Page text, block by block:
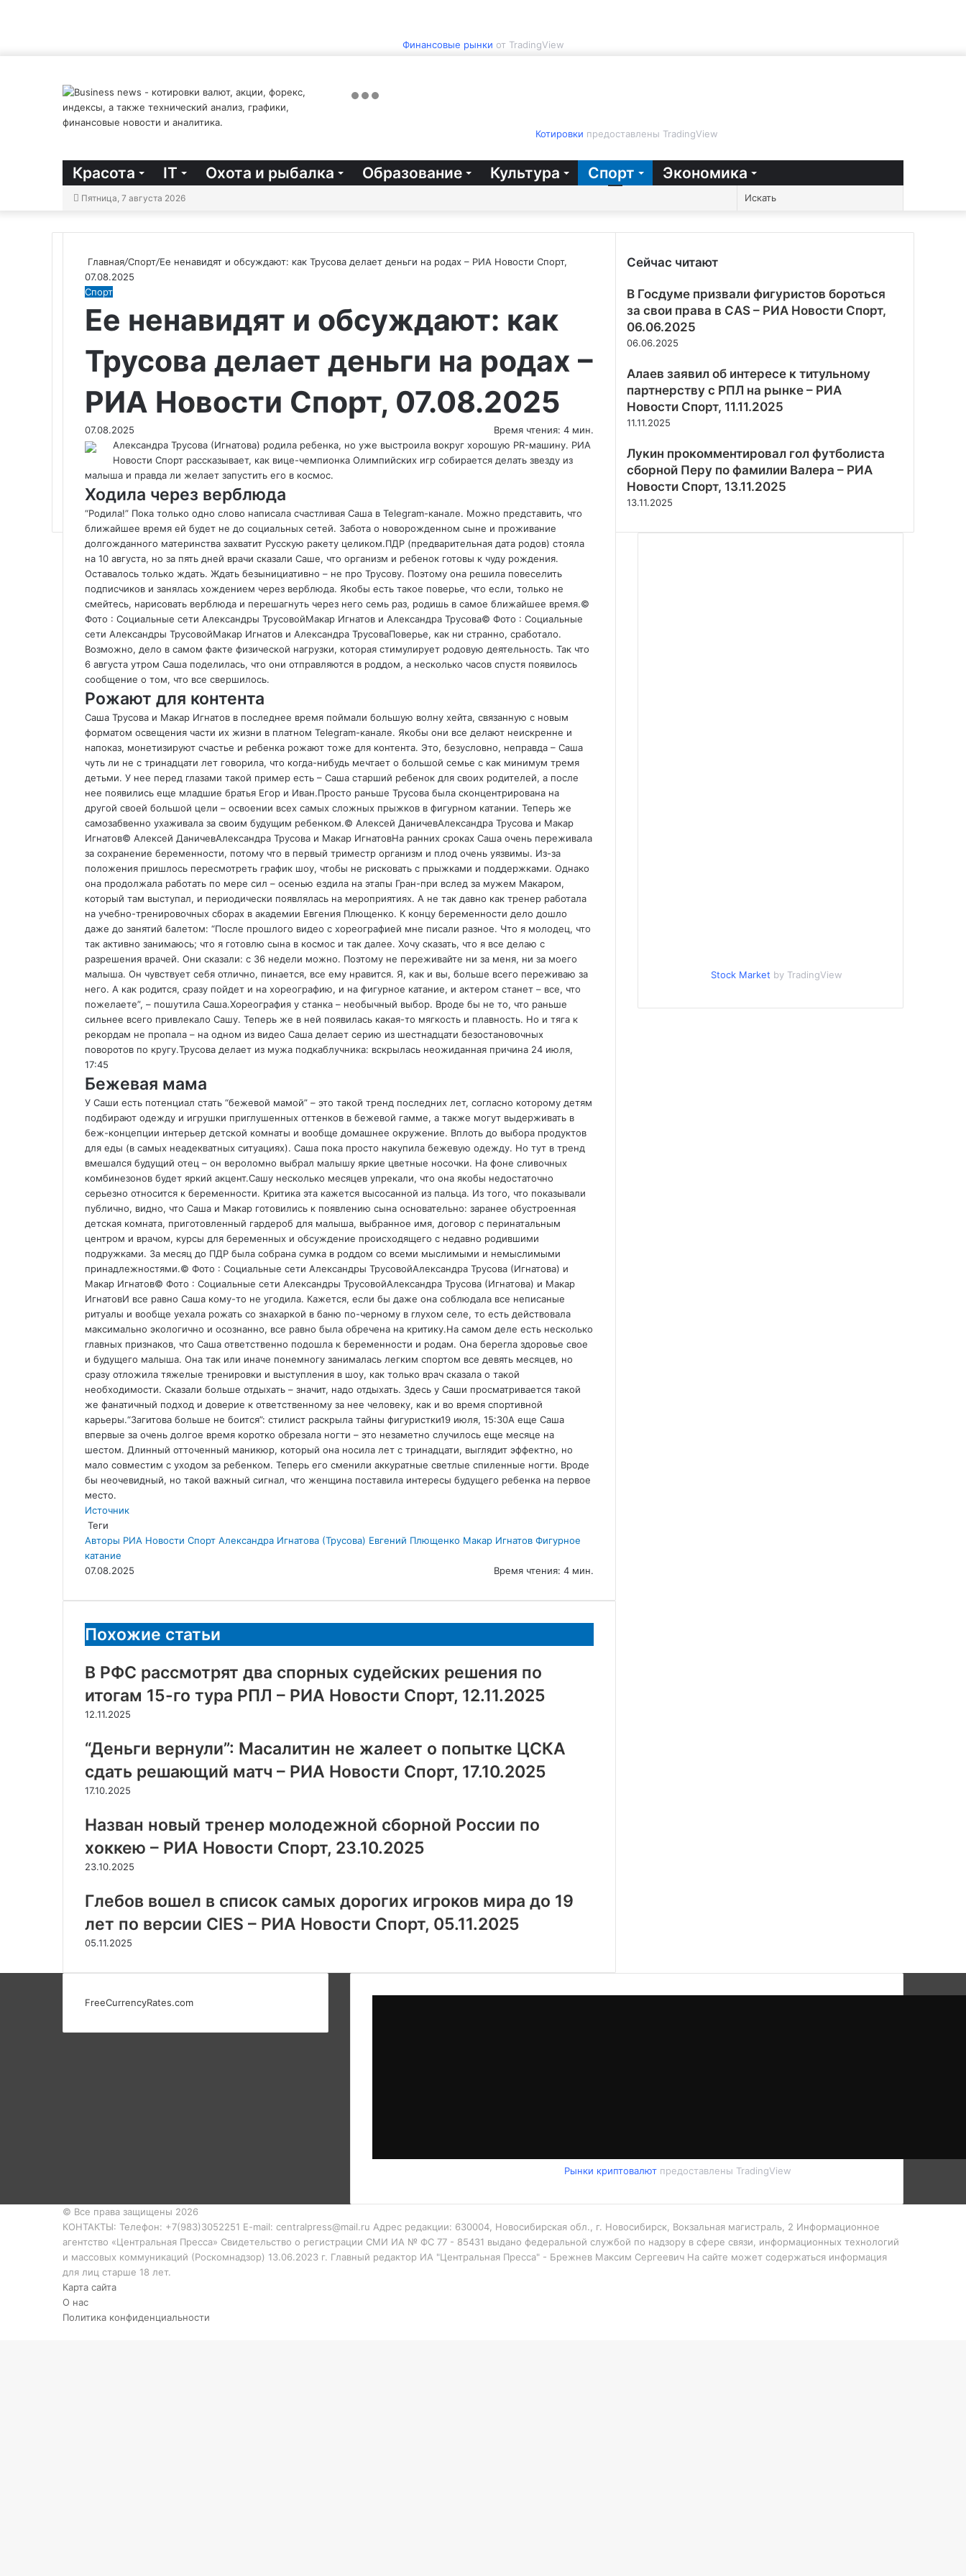
Финансовые рынки от TradingView
Котировки предоставлены TradingView
Красота IT Охота и рыбалка Образование Культура Спорт Экономика
Пятница, 7 августа 2026
Switch
Главная/Спорт/Ее ненавидят и обсуждают: как Трусова делает деньги на родах – РИА Новости Спорт,
07.08.2025
Спорт
Ее ненавидят и обсуждают: как
Трусова делает деньги на родах –
РИА Новости Спорт, 07.08.2025
07.08.2025
Время чтения: 4 мин.
Александра Трусова (Игнатова) родила ребенка, но уже выстроила вокруг хорошую PR-машину. РИА
Новости Спорт рассказывает, как вице-чемпионка Олимпийских игр собирается делать звезду из
малыша и правда ли желает запустить его в космос.
Ходила через верблюда
“Родила!” Пока только одно слово написала счастливая Саша в Telegram-канале. Можно представить, что
ближайшее время ей будет не до социальных сетей. Забота о новорожденном сыне и проживание
долгожданного материнства захватит Русскую ракету целиком.ПДР (предварительная дата родов) стояла
на 10 августа, но за пять дней врачи сказали Саше, что организм и ребенок готовы к чуду рождения.
Оставалось только ждать. Ждать безынициативно – не про Трусову. Поэтому она решила повеселить
подписчиков и занялась хождением через верблюда. Якобы есть такое поверье, что если, только не
смейтесь, нарисовать верблюда и перешагнуть через него семь раз, родишь в самое ближайшее время.©
Фото : Социальные сети Александры ТрусовойМакар Игнатов и Александра Трусова© Фото : Социальные
сети Александры ТрусовойМакар Игнатов и Александра ТрусоваПоверье, как ни странно, сработало.
Возможно, дело в самом факте физической нагрузки, которая стимулирует родовую деятельность. Так что
6 августа утром Саша поделилась, что они отправляются в роддом, а несколько часов спустя появилось
сообщение о том, что все свершилось.
Рожают для контента
Саша Трусова и Макар Игнатов в последнее время поймали большую волну хейта, связанную с новым
форматом освещения части их жизни в платном Telegram-канале. Якобы они все делают неискренне и
напоказ, монетизируют счастье и ребенка рожают тоже для контента. Это, безусловно, неправда – Саша
чуть ли не с тринадцати лет говорила, что когда-нибудь мечтает о большой семье с как минимум тремя
детьми. У нее перед глазами такой пример есть – Саша старший ребенок для своих родителей, а после
нее появились еще младшие братья Егор и Иван.Просто раньше Трусова была сконцентрирована на
другой своей большой цели – освоении всех самых сложных прыжков в фигурном катании. Теперь же
самозабвенно ухаживала за своим будущим ребенком.© Алексей ДаничевАлександра Трусова и Макар
Игнатов© Алексей ДаничевАлександра Трусова и Макар ИгнатовНа ранних сроках Саша очень переживала
за сохранение беременности, потому что в первый триместр организм и плод очень уязвимы. Из-за
положения пришлось пересмотреть график шоу, чтобы не рисковать с прыжками и поддержками. Однако
она продолжала работать по мере сил – осенью ездила на этапы Гран-при вслед за мужем Макаром,
который там выступал, и периодически появлялась на мероприятиях. А не так давно как тренер работала
на учебно-тренировочных сборах в академии Евгения Плющенко. К концу беременности дело дошло
даже до занятий балетом: “После прошлого видео с хореографией мне писали разное. Что я молодец, что
так активно занимаюсь; что я готовлю сына в космос и так далее. Хочу сказать, что я все делаю с
разрешения врачей. Они сказали: с 36 недели можно. Поэтому не переживайте ни за меня, ни за моего
малыша. Он чувствует себя отлично, пинается, все ему нравится. Я, как и вы, больше всего переживаю за
него. А как родится, сразу пойдет и на хореографию, и на фигурное катание, и актером станет – все, что
пожелаете”, – пошутила Саша.Хореография у станка – необычный выбор. Вроде бы не то, что раньше
сильнее всего привлекало Сашу. Теперь же в ней появилась какая-то мягкость и плавность. Но и тяга к
рекордам не пропала – на одном из видео Саша делает серию из шестнадцати безостановочных
поворотов по кругу.Трусова делает из мужа подкаблучника: вскрылась неожиданная причина 24 июля,
17:45
Бежевая мама
У Саши есть потенциал стать “бежевой мамой” – это такой тренд последних лет, согласно которому детям
подбирают одежду и игрушки приглушенных оттенков в бежевой гамме, а также могут выдерживать в
беж-концепции интерьер детской комнаты и вообще домашнее окружение. Вплоть до выбора продуктов
для еды (в самых неадекватных ситуациях). Саша пока просто накупила бежевую одежду. Но тут в тренд
вмешался будущий отец – он вероломно выбрал малышу яркие цветные носочки. На фоне сливочных
комбинезонов будет яркий акцент.Сашу несколько месяцев упрекали, что она якобы недостаточно
серьезно относится к беременности. Критика эта кажется высосанной из пальца. Из того, что показывали
публично, видно, что Саша и Макар готовились к появлению сына основательно: заранее обустроенная
детская комната, приготовленный гардероб для малыша, выбранное имя, договор с перинатальным
центром и врачом, курсы для беременных и обсуждение происходящего с недавно родившими
подружками. За месяц до ПДР была собрана сумка в роддом со всеми мыслимыми и немыслимыми
принадлежностями.© Фото : Социальные сети Александры ТрусовойАлександра Трусова (Игнатова) и
Макар Игнатов© Фото : Социальные сети Александры ТрусовойАлександра Трусова (Игнатова) и Макар
ИгнатовИ все равно Саша кому-то не угодила. Кажется, если бы даже она соблюдала все неписаные
ритуалы и вообще уехала рожать со знахаркой в баню по-черному в глухом селе, то есть действовала
максимально экологично и осознанно, все равно была обречена на критику.На самом деле есть несколько
главных признаков, что Саша ответственно подошла к беременности и родам. Она берегла здоровье свое
и будущего малыша. Она так или иначе понемногу занималась легким спортом все девять месяцев, но
сразу отложила тяжелые тренировки и выступления в шоу, как только врач сказала о такой
необходимости. Сказали больше отдыхать – значит, надо отдыхать. Здесь у Саши просматривается такой
же фанатичный подход и доверие к ответственному за нее человеку, как и во время спортивной
карьеры.“Загитова больше не боится”: стилист раскрыла тайны фигуристки19 июля, 15:30А еще Саша
впервые за очень долгое время коротко обрезала ногти – это незаметно случилось еще месяце на
шестом. Длинный отточенный маникюр, который она носила лет с тринадцати, выглядит эффектно, но
мало совместим с уходом за ребенком. Теперь его сменили аккуратные светлые спиленные ногти. Вроде
бы неочевидный, но такой важный сигнал, что женщина поставила интересы будущего ребенка на первое
место.
Источник
Теги
Авторы РИА Новости Спорт Александра Игнатова (Трусова) Евгений Плющенко Макар Игнатов Фигурное
катание
07.08.2025
Время чтения: 4 мин.
Похожие статьи
В РФС рассмотрят два спорных судейских решения по
итогам 15-го тура РПЛ – РИА Новости Спорт, 12.11.2025
12.11.2025
“Деньги вернули”: Масалитин не жалеет о попытке ЦСКА
сдать решающий матч – РИА Новости Спорт, 17.10.2025
17.10.2025
Назван новый тренер молодежной сборной России по
хоккею – РИА Новости Спорт, 23.10.2025
23.10.2025
Глебов вошел в список самых дорогих игроков мира до 19
лет по версии CIES – РИА Новости Спорт, 05.11.2025
05.11.2025
Сейчас читают
В Госдуме призвали фигуристов бороться
за свои права в CAS – РИА Новости Спорт,
06.06.2025
06.06.2025
Алаев заявил об интересе к титульному
партнерству с РПЛ на рынке – РИА
Новости Спорт, 11.11.2025
11.11.2025
Лукин прокомментировал гол футболиста
сборной Перу по фамилии Валера – РИА
Новости Спорт, 13.11.2025
13.11.2025
Stock Market by TradingView
FreeCurrencyRates.com
Рынки криптовалютпредоставлены TradingView
© Все права защищены 2026
КОНТАКТЫ: Телефон: +7(983)3052251 E-mail: centralpress@mail.ru Адрес редакции: 630004, Новосибирская обл., г. Новосибирск, Вокзальная магистраль, 2 Информационное
агентство «Центральная Пресса» Свидетельство о регистрации СМИ ИА № ФС 77 - 85431 выдано федеральной службой по надзору в сфере связи, информационных технологий
и массовых коммуникаций (Роскомнадзор) 13.06.2023 г. Главный редактор ИА "Центральная Пресса" - Брежнев Максим Сергеевич На сайте может содержаться информация
для лиц старше 18 лет.
Карта сайта
О нас
Политика конфиденциальности